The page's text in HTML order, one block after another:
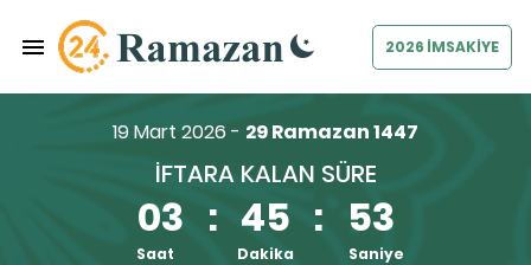
2026 İMSAKİYE
19 Mart 2026 - 29 Ramazan 1447
İFTARA KALAN SÜRE
03 : 45 : 52
Saat Dakika Saniye